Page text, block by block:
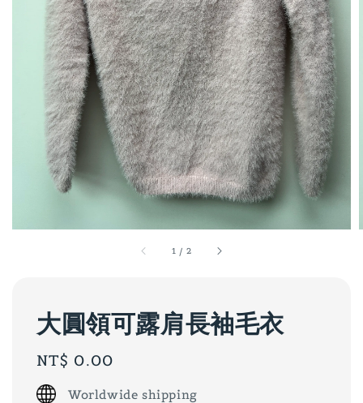
1 / 2
大圓領可露肩長袖毛衣
Regular
price
NT$ 0.00
Worldwide shipping